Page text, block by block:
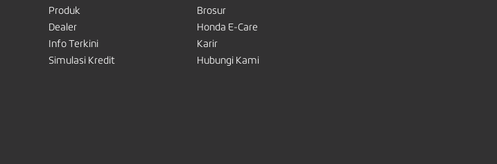
Produk
Dealer
Info Terkini
Simulasi Kredit
Brosur
Honda E-Care
Karir
Hubungi Kami